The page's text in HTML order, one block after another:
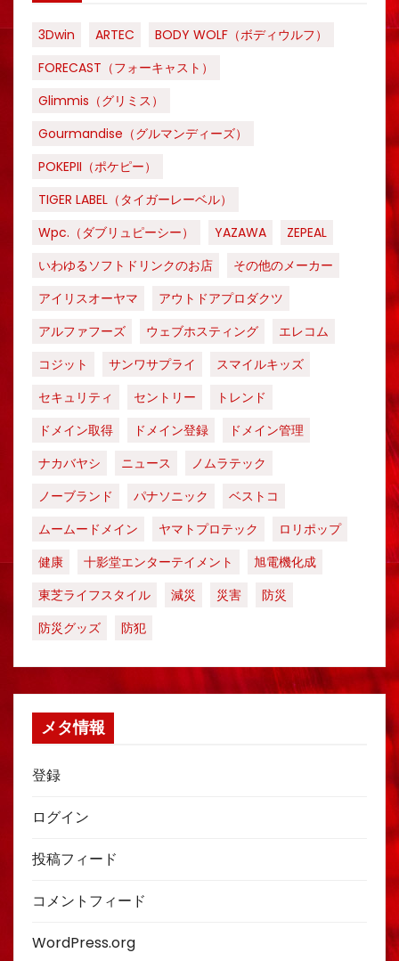
3Dwin ARTEC
BODY WOLF（ボディウルフ）
FORECAST（フォーキャスト）
Glimmis（グリミス）
Gourmandise（グルマンディーズ）
POKEPII（ポケピー）
TIGER LABEL（タイガーレーベル）
Wpc.（ダブリュピーシー）
YAZAWA
ZEPEAL
いわゆるソフトドリンクのお店
その他のメーカー
アイリスオーヤマ
アウトドアプロダクツ
アルファフーズ
ウェブホスティング
エレコム
コジット
サンワサプライ
スマイルキッズ
セキュリティ
セントリー
トレンド
ドメイン取得
ドメイン登録
ドメイン管理
ナカバヤシ
ニュース
ノムラテック
ノーブランド
パナソニック
ベストコ
ムームードメイン
ヤマトプロテック
ロリポップ
健康
十影堂エンターテイメント
旭電機化成
東芝ライフスタイル
減災 災害
防災
防災グッズ
防犯
メタ情報
登録
ログイン
投稿フィード
コメントフィード
WordPress.org